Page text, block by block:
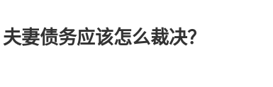
妻债务应该怎么裁决？